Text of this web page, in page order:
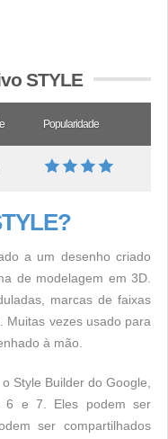
STYLE
Popularidade
a um desenho criado
de modelagem em 3D.
marcas de faixas
Muitas vezes usado para
à mão.
Style Builder do Google,
6 e 7. Eles podem ser
ser compartilhados